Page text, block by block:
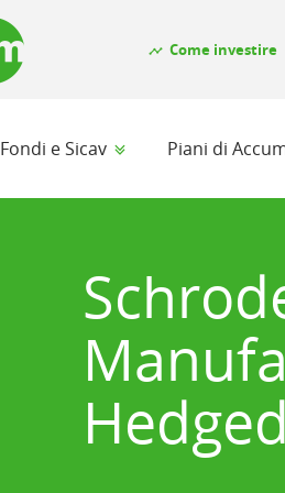
timeline Come investire
Fondi e Sicav Piani di
Hedged